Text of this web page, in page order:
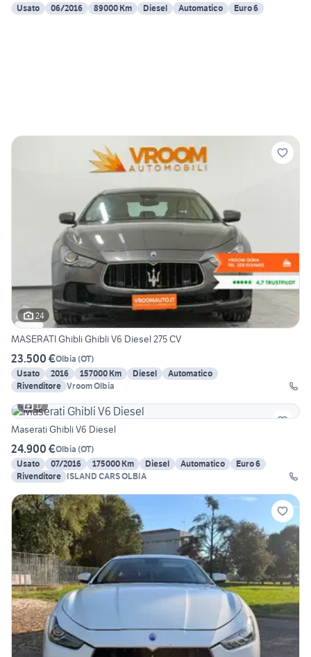
Usato
06/2016 89000 Km Diesel Automatico Euro 6
24
MASERATI Ghibli Ghibli V6 Diesel 275 CV
23.500 €Olbia (OT)
Usato
2016 157000 Km Diesel
Automatico
Rivenditore Vroom Olbia
17
Maserati Ghibli V6 Diesel
24.900 €Olbia (OT)
Usato
07/2016 175000 Km Diesel Automatico
Euro 6
Rivenditore ISLAND CARS OLBIA